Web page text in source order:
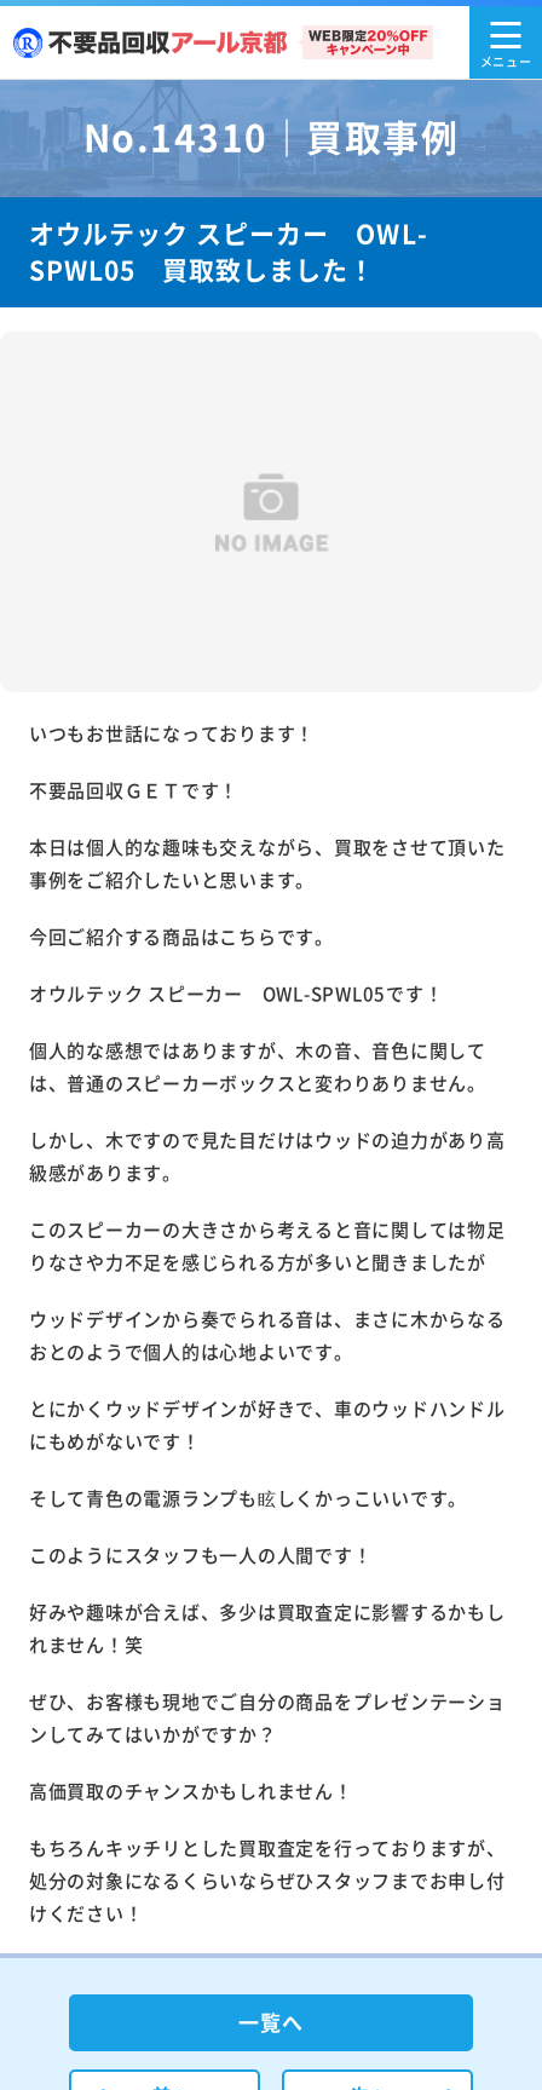
No.14310｜買取事例
オウルテック スピーカー OWL-
SPWL05 買取致しました！
いつもお世話になっております！
不要品回収ＧＥＴです！
本日は個人的な趣味も交えながら、買取をさせて頂いた
事例をご紹介したいと思います。
今回ご紹介する商品はこちらです。
オウルテック スピーカー OWL-SPWL05です！
個人的な感想ではありますが、木の音、音色に関して
は、普通のスピーカーボックスと変わりありません。
しかし、木ですので見た目だけはウッドの迫力があり高
級感があります。
このスピーカーの大きさから考えると音に関しては物足
りなさや力不足を感じられる方が多いと聞きましたが
ウッドデザインから奏でられる音は、まさに木からなる
おとのようで個人的は心地よいです。
とにかくウッドデザインが好きで、車のウッドハンドル
にもめがないです！
そして青色の電源ランプも眩しくかっこいいです。
このようにスタッフも一人の人間です！
好みや趣味が合えば、多少は買取査定に影響するかもし
れません！笑
ぜひ、お客様も現地でご自分の商品をプレゼンテーショ
ンしてみてはいかがですか？
高価買取のチャンスかもしれません！
もちろんキッチリとした買取査定を行っておりますが、
処分の対象になるくらいならぜひスタッフまでお申し付
けください！
一覧へ